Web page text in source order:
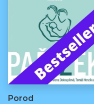
Porod